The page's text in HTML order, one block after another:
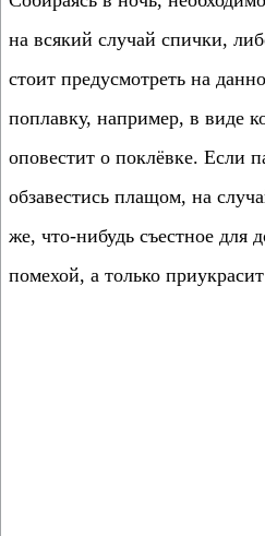
на всякий случай спички,
стоит предусмотреть на
поплавку, например, в виде
оповестит о поклёвке. Если
обзавестись плащом, на
же, что-нибудь съестное для
помехой, а только